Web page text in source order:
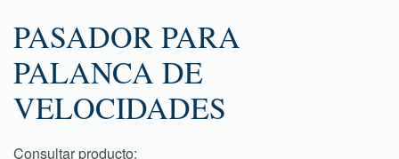
PASADOR PARA
PALANCA DE
VELOCIDADES
Consultar producto: